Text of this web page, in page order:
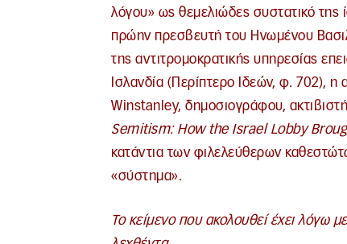
λόγου» ως θεμελιώδες συστατικό της
πρώην πρεσβευτή του Ηνωμένου
της αντιτρομοκρατικής υπηρεσίας
Ισλανδία (Περίπτερο Ιδεών, φ. 702),
Winstanley, δημοσιογράφου,
Semitism: How the Israel Lobby
κατάντια των φιλελεύθερων
«σύστημα».
Το κείμενο που ακολουθεί έχει λόγω